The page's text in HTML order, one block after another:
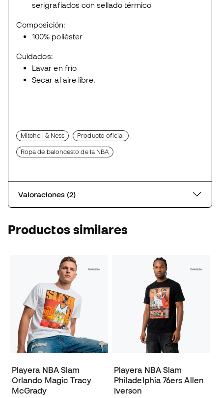
serigrafiados con sellado térmico
Composición:
100% poliéster
Cuidados:
Lavar en frío
Secar al aire libre.
Mitchell & Ness Producto oficial
Ropa de baloncesto de la NBA
Valoraciones (2)
Productos similares
Playera NBA Slam
Orlando Magic Tracy
McGrady
Playera NBA Slam
Philadelphia 76ers Allen
Iverson